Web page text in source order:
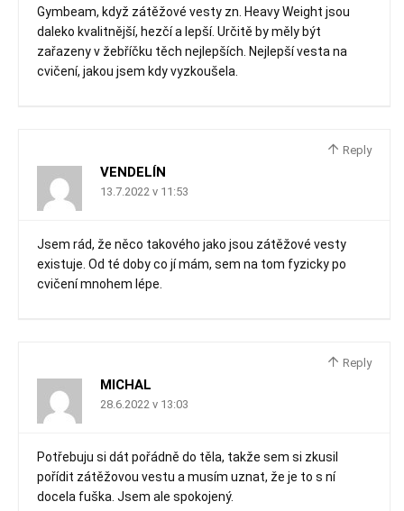
Gymbeam, když zátěžové vesty zn. Heavy Weight jsou
daleko kvalitnější, hezčí a lepší. Určitě by měly být
zařazeny v žebříčku těch nejlepších. Nejlepší vesta na
cvičení, jakou jsem kdy vyzkoušela.
Reply
VENDELÍN
13.7.2022 v 11:53
Jsem rád, že něco takového jako jsou zátěžové vesty
existuje. Od té doby co jí mám, sem na tom fyzicky po
cvičení mnohem lépe.
Reply
MICHAL
28.6.2022 v 13:03
Potřebuju si dát pořádně do těla, takže sem si zkusil
pořídit zátěžovou vestu a musím uznat, že je to s ní
docela fuška. Jsem ale spokojený.